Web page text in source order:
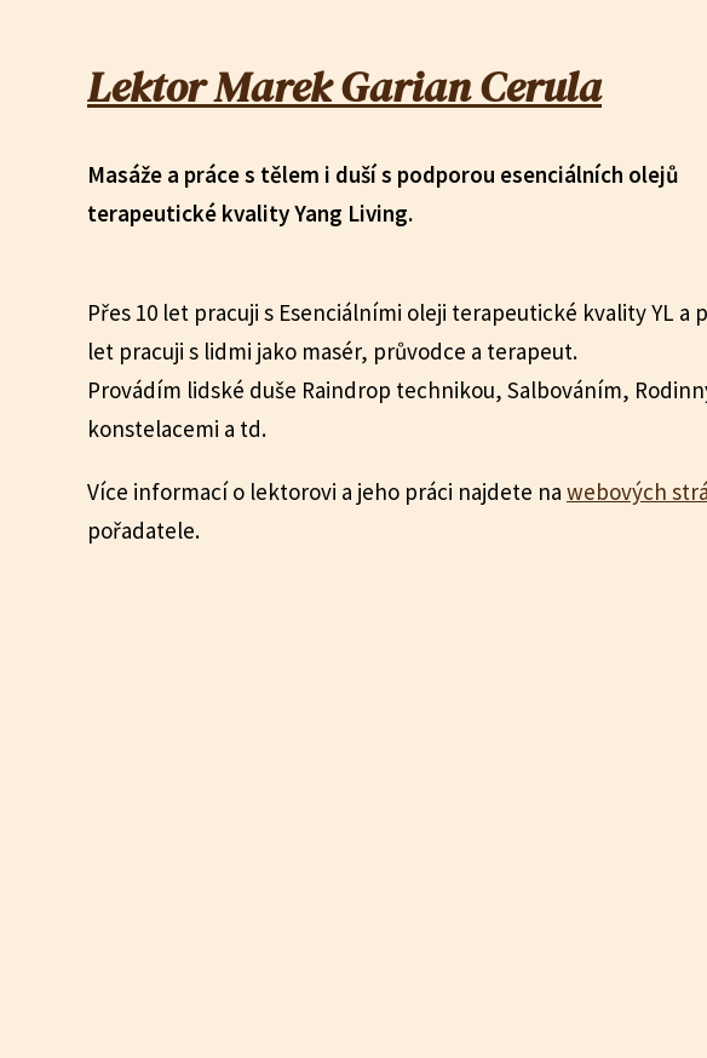
Lektor Marek Garian Cerula
Masáže a práce s tělem i duší s podporou esenciálních olejů
terapeutické kvality Yang Living.
Přes 10 let pracuji s Esenciálními oleji terapeutické kvality YL a
let pracuji s lidmi jako masér, průvodce a terapeut.
Provádím lidské duše Raindrop technikou, Salbováním,
konstelacemi a td.
Více informací o lektorovi a jeho práci najdete na webových
pořadatele.